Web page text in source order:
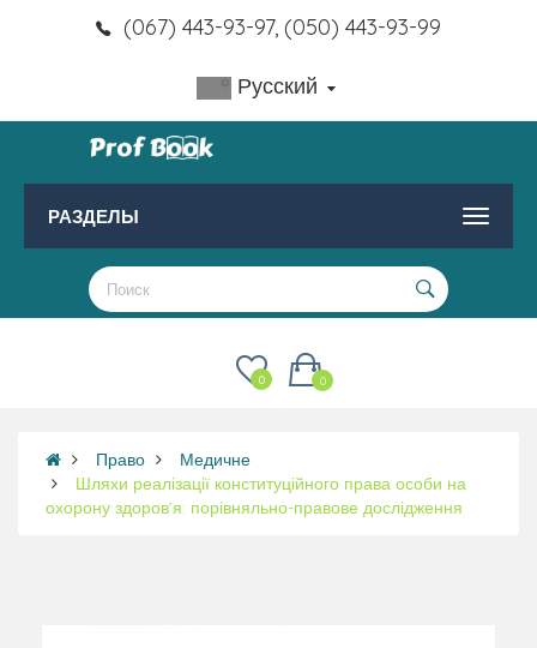
(067) 443-93-97, (050) 443-93-99
Русский
РАЗДЕЛЫ
0
0
Право
Медичне
Шляхи реалізації конституційного права особи на
охорону здоров’я: порівняльно-правове дослідження